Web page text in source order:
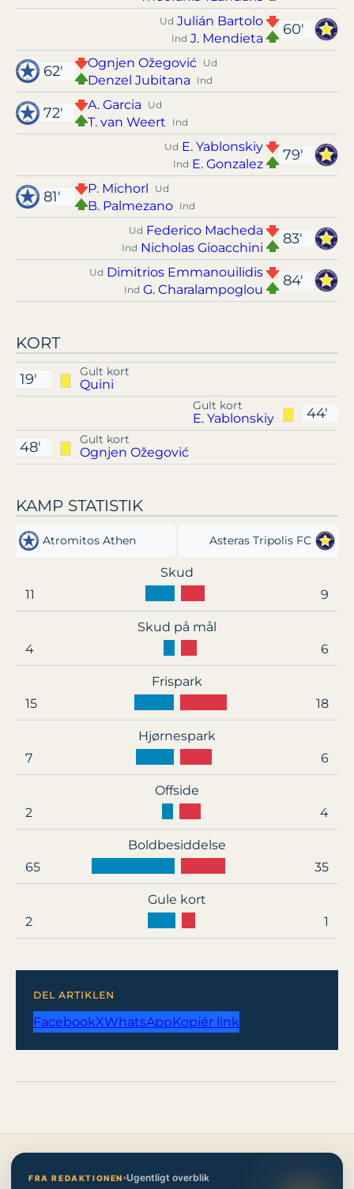
60'
Ud Julián Bartolo
Ind J. Mendieta
Ud
Ognjen Ožegović
Ind
Denzel Jubitana
62'
Ud
A. Garcia
Ind
T. van Weert
72'
79'
Ud E. Yablonskiy
Ind E. Gonzalez
Ud
P. Michorl
Ind
B. Palmezano
81'
83'
Ud Federico Macheda
Ind Nicholas Gioacchini
84'
Ud Dimitrios Emmanouilidis
Ind G. Charalampoglou
KORT
Gult kort
Quini
19'
44'
Gult kort
E. Yablonskiy
Gult kort
Ognjen Ožegović
48'
KAMP STATISTIK
Atromitos Athen Asteras Tripolis FC
Skud
11
9
Skud på mål
4
6
Frispark
15
18
Hjørnespark
7
6
Offside
2
4
Boldbesiddelse
65
35
Gule kort
2
1
DEL ARTIKLEN
FacebookXWhatsAppKopiér link
FRA REDAKTIONEN Ugentligt overblik